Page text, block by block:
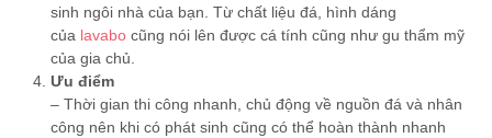
sinh ngôi nhà của bạn. Từ chất liệu đá, hình dáng
của lavabo cũng nói lên được cá tính cũng như gu thẩm mỹ
của gia chủ.
Ưu điểm
– Thời gian thi công nhanh, chủ động về nguồn đá và nhân
công nên khi có phát sinh cũng có thể hoàn thành nhanh